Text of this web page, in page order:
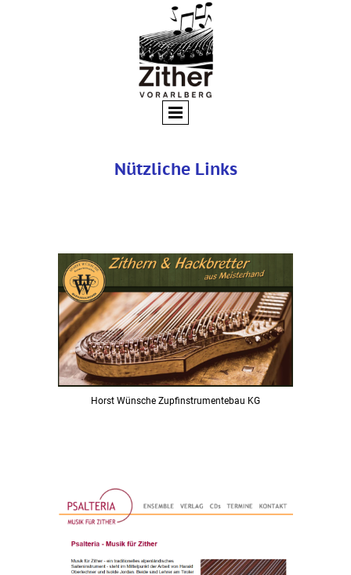
Nützliche Links
Horst Wünsche Zupfinstrumentebau KG